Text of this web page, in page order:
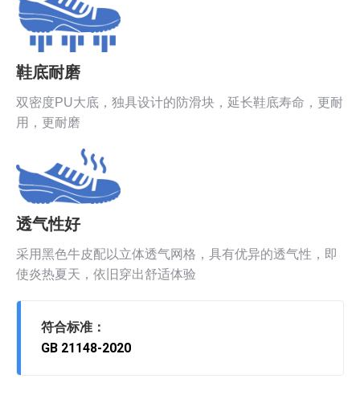
鞋底耐磨
双密度PU大底，独具设计的防滑块，延长鞋底寿命，更耐
用，更耐磨
透气性好
采用黑色牛皮配以立体透气网格，具有优异的透气性，即
使炎热夏天，依旧穿出舒适体验
符合标准：
GB 21148-2020